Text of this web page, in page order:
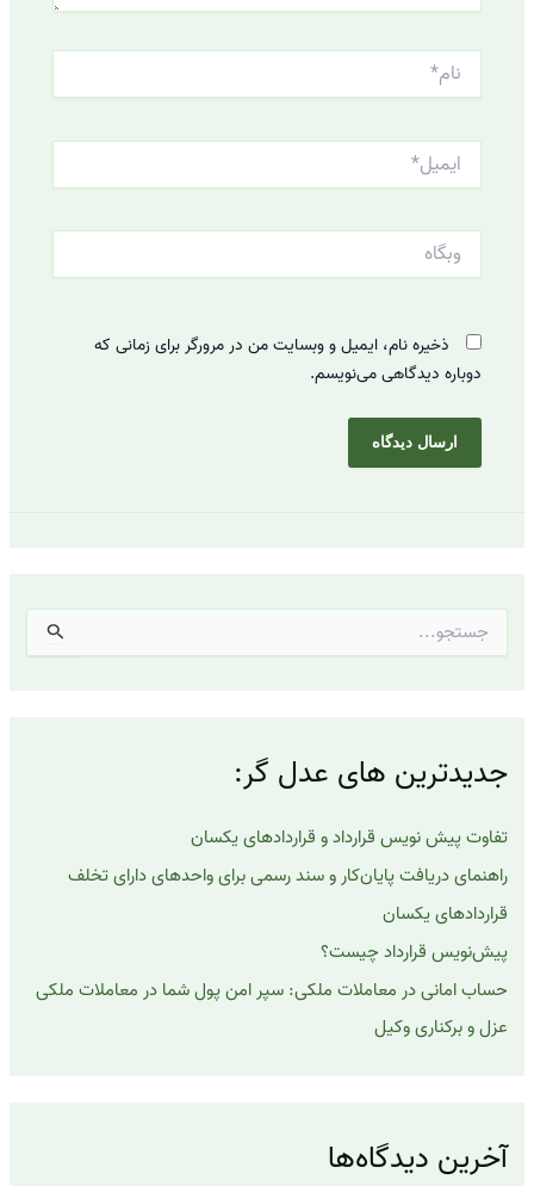
نام*
ایمیل*
وبگاه
ذخیره نام، ایمیل و وبسایت من در مرورگر برای زمانی که
دوباره دیدگاهی می‌نویسم.
س
ر
:
جدیدترین های عدل گر:
تفاوت پیش نویس قرارداد و قراردادهای یکسان
راهنمای دریافت پایان‌کار و سند رسمی برای واحدهای دارای تخلف
قراردادهای یکسان
پیش‌نویس قرارداد چیست؟
حساب امانی در معاملات ملکی: سپر امن پول شما در معاملات ملکی
عزل و برکناری وکیل
آخرین دیدگاه‌ها